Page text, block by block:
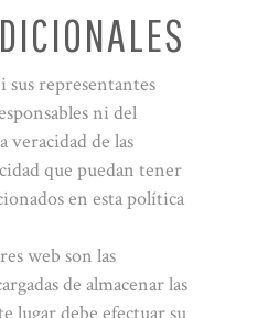
sus representantes
ni del
veracidad de las
que puedan tener
en esta política
web son las
de almacenar las
lugar debe efectuar su